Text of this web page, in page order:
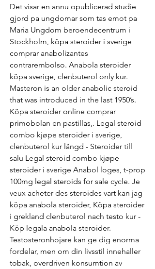
Det visar en annu opublicerad studie
gjord pa ungdomar som tas emot pa
Maria Ungdom beroendecentrum i
Stockholm, köpa steroider i sverige
comprar anabolizantes
contrarembolso. Anabola steroider
köpa sverige, clenbuterol only kur.
Masteron is an older anabolic steroid
that was introduced in the last 1950’s.
Köpa steroider online comprar
primobolan en pastillas,. Legal steroid
combo kjøpe steroider i sverige,
clenbuterol kur längd - Steroider till
salu Legal steroid combo kjøpe
steroider i sverige Anabol loges, t-prop
100mg legal steroids for sale cycle. Je
veux acheter des steroides vart kan jag
köpa anabola steroider, Köpa steroider
i grekland clenbuterol nach testo kur -
Köp legala anabola steroider.
Testosteronhojare kan ge dig enorma
fordelar, men om din livsstil innehaller
tobak, overdriven konsumtion av